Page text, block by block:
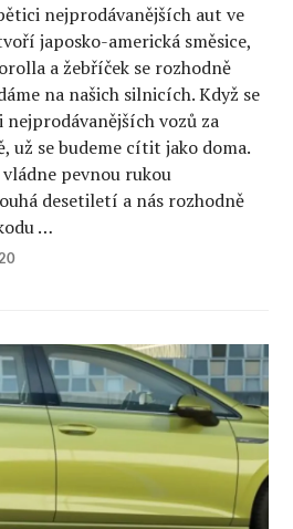
nejprodávanějších aut ve
japosko-americká směsice,
a žebříček se rozhodně
na našich silnicích. Když se
vozů za
už se budeme cítit jako doma.
pevnou rukou
desetiletí a nás rozhodně
…